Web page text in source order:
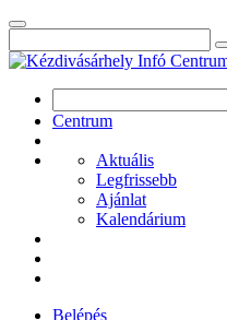
Centrum
Aktuális
Legfrissebb
Ajánlat
Kalendárium
Belépés